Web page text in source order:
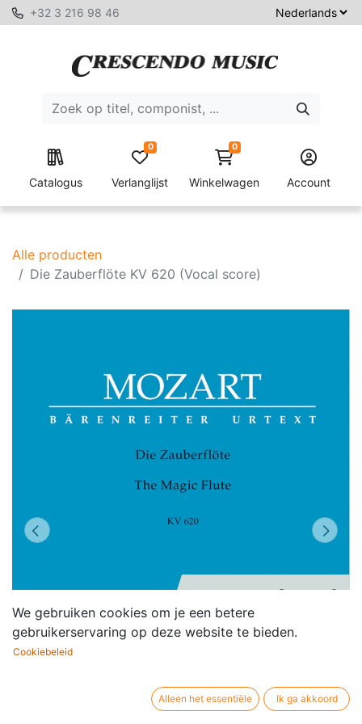
+32 3 216 98 46
Catalogus Verlanglijst
0 0
Winkelwagen Account
Alle producten
Die Zauberflöte KV 620 (Vocal score)
We gebruiken cookies om je een betere
gebruikerservaring op deze website te bieden.
Cookiebeleid
Alleen het essentiële Ik ga akkoord